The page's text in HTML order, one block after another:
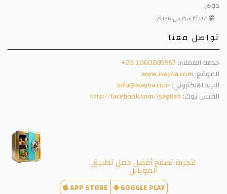
لتجربة تصفح أفضل حمل تطبيق
الموبايل
APP STORE GOOGLE PLAY
دولار
07 أغسطس 2026
تواصل معنا
خدمة العملاء: +20 1060085957
الموقع: www.isagha.com
البريد الالكتروني: info@isagha.com
الفيس بوك: http://facebook.com/isaghah